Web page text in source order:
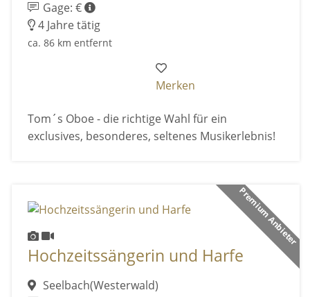
Gage: €
4 Jahre tätig
ca. 86 km entfernt
Merken
Tom´s Oboe - die richtige Wahl für ein
exclusives, besonderes, seltenes Musikerlebnis!
Premium Anbieter
Hochzeitssängerin und Harfe
Seelbach(Westerwald)